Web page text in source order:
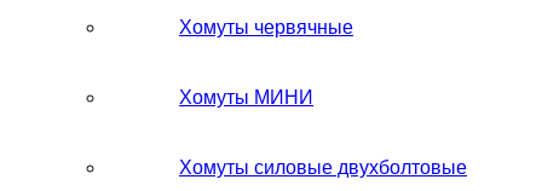
Хомуты червячные
Хомуты МИНИ
Хомуты силовые двухболтовые